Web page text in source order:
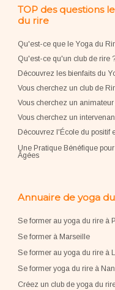
TOP des questions
du rire
Qu'est-ce que le Yoga du
Qu'est-ce qu'un club de rire
Découvrez les bienfaits du
Vous cherchez un club de
Vous cherchez un
Vous cherchez un
Découvrez l'École du positif
Une Pratique Bénéfique
Âgées
Annuaire de yoga
Se former au yoga du rire à
Se former à Marseille
Se former au yoga du rire à
Se former yoga du rire à
Créez un club de yoga du